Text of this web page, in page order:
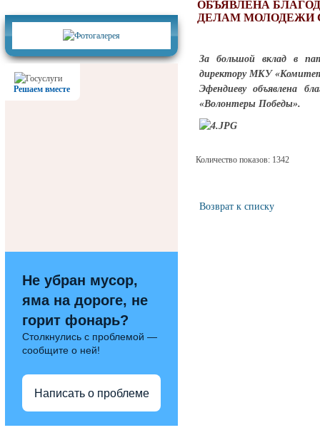
Решаем вместе
Не убран мусор,
яма на дороге, не
горит фонарь?
Столкнулись с проблемой —
сообщите о ней!
Написать о проблеме
ОБЪЯВЛЕНА
ДЕЛАМ МОЛОДЕЖИ
За большой вклад в
директору МКУ
Эфендиеву объявлена
«Волонтеры Победы».
Количество показов: 1342
Возврат к списку